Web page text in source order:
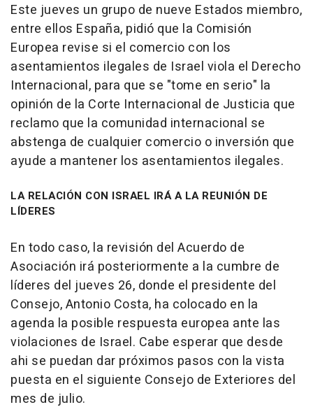
Este jueves un grupo de nueve Estados miembro,
entre ellos España, pidió que la Comisión
Europea revise si el comercio con los
asentamientos ilegales de Israel viola el Derecho
Internacional, para que se "tome en serio" la
opinión de la Corte Internacional de Justicia que
reclamo que la comunidad internacional se
abstenga de cualquier comercio o inversión que
ayude a mantener los asentamientos ilegales.
LA RELACIÓN CON ISRAEL IRÁ A LA REUNIÓN DE
LÍDERES
En todo caso, la revisión del Acuerdo de
Asociación irá posteriormente a la cumbre de
líderes del jueves 26, donde el presidente del
Consejo, Antonio Costa, ha colocado en la
agenda la posible respuesta europea ante las
violaciones de Israel. Cabe esperar que desde
ahi se puedan dar próximos pasos con la vista
puesta en el siguiente Consejo de Exteriores del
mes de julio.